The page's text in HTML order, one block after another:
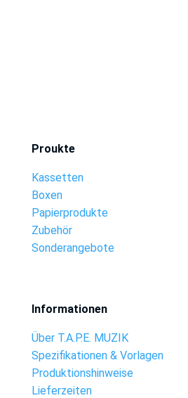
Proukte
Kassetten
Boxen
Papierprodukte
Zubehör
Sonderangebote
Informationen
Über T.A.P.E. MUZIK
Spezifikationen & Vorlagen
Produktionshinweise
Lieferzeiten